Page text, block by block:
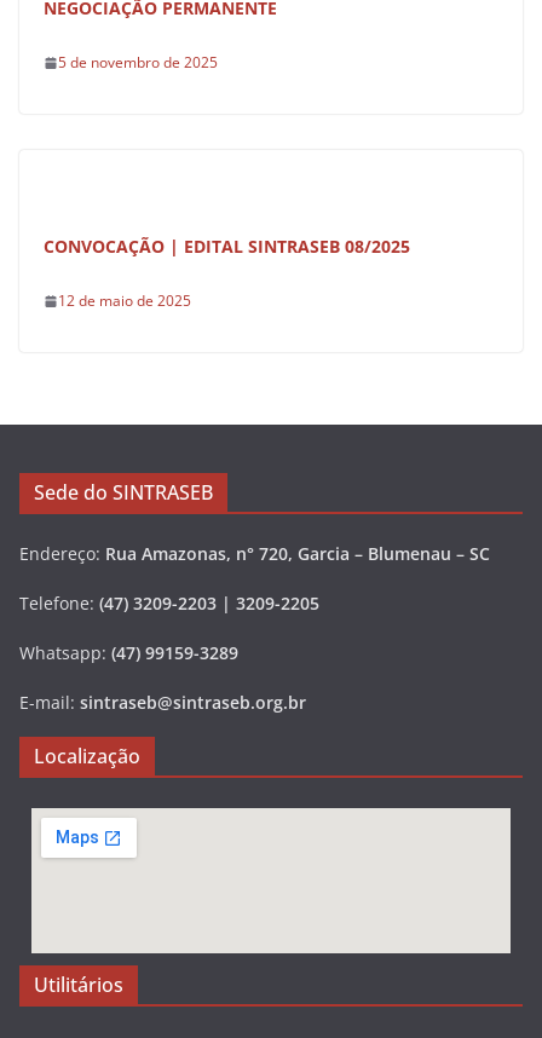
NEGOCIAÇÃO PERMANENTE
5 de novembro de 2025
CONVOCAÇÃO | EDITAL SINTRASEB 08/2025
12 de maio de 2025
Sede do SINTRASEB
Endereço: Rua Amazonas, n° 720, Garcia – Blumenau – SC
Telefone: (47) 3209-2203 | 3209-2205
Whatsapp: (47) 99159-3289
E-mail: sintraseb@sintraseb.org.br
Localização
Utilitários